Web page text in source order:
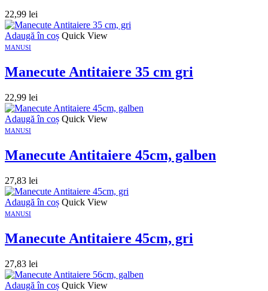
22,99 lei
Adaugă în coș Quick View
MANUSI
Manecute Antitaiere 35 cm gri
22,99 lei
Adaugă în coș Quick View
MANUSI
Manecute Antitaiere 45cm, galben
27,83 lei
Adaugă în coș Quick View
MANUSI
Manecute Antitaiere 45cm, gri
27,83 lei
Adaugă în coș Quick View